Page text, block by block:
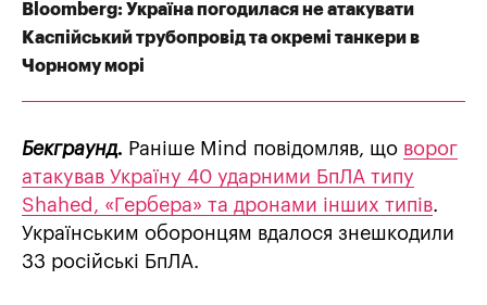
Bloomberg: Україна погодилася не атакувати
Каспійський трубопровід та окремі танкери в
Чорному морі
Бекграунд. Раніше Mind повідомляв, що ворог
атакував Україну 40 ударними БпЛА типу
Shahed, «Гербера» та дронами інших типів.
Українським оборонцям вдалося знешкодили
33 російські БпЛА.